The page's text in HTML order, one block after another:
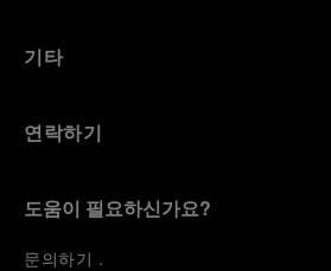
기타
연락하기
도움이 필요하신가요?
문의하기 .